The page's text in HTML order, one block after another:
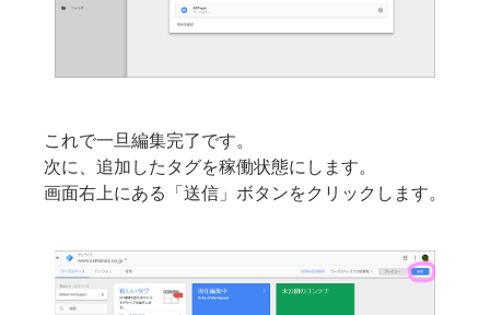
これで一旦編集完了です。
次に、追加したタグを稼働状態にします。
画面右上にある「送信」ボタンをクリックします。